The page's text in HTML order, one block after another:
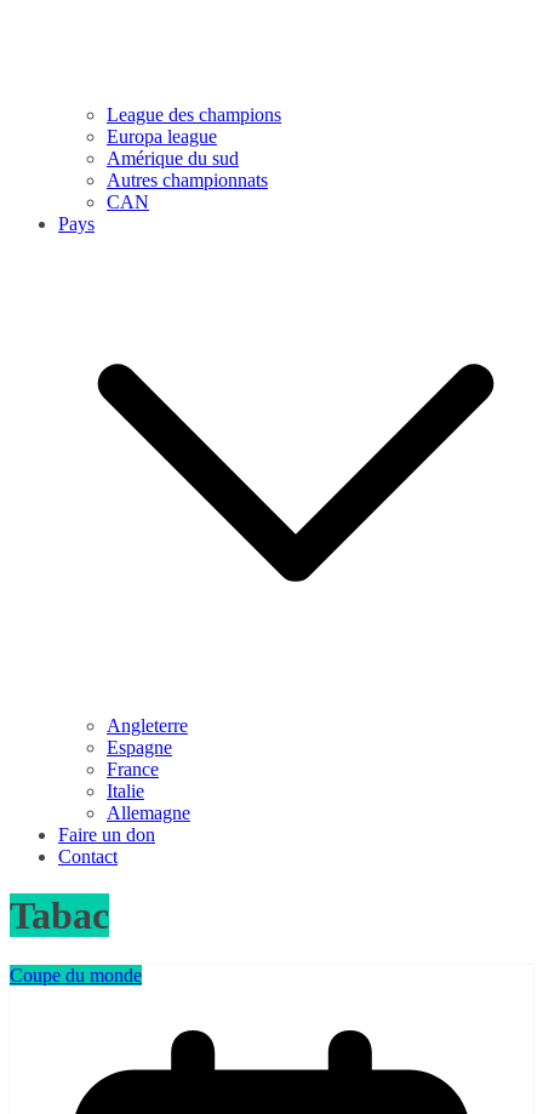
League des champions
Europa league
Amérique du sud
Autres championnats
CAN
Pays
Angleterre
Espagne
France
Italie
Allemagne
Faire un don
Contact
Tabac
Coupe du monde